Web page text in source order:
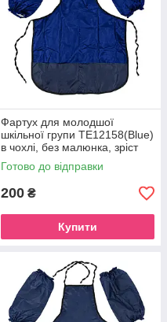
Фартух для молодшої
шкільної групи ТЕ12158(Blue)
в чохлі, без малюнка, зріст
128 см
Готово до відправки
200 ₴
Купити